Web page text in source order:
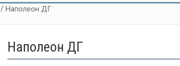
/ Наполеон ДГ
Наполеон ДГ